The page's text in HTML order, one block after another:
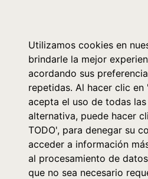
Utilizamos cookies en
brindarle la mejor
acordando sus
repetidas. Al hacer clic en
acepta el uso de todas
alternativa, puede hacer
TODO', para denegar su
acceder a información
al procesamiento de
que no sea necesario